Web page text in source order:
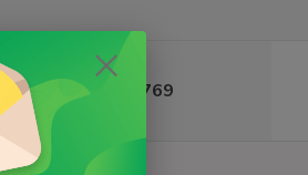
+420 604 780 769